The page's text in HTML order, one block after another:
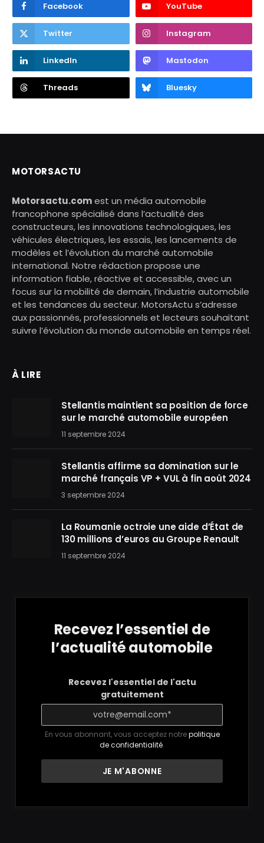
Facebook YouTube
Twitter Instagram
LinkedIn Mastodon
Threads Bluesky
MOTORSACTU
Motorsactu.comest un média automobile
francophone spécialisé dans l’actualité des
constructeurs, les innovations technologiques, les
véhicules électriques, les essais, les lancements de
modèles et l’évolution du marché automobile
international. Notre rédaction propose une
information fiable, réactive et accessible, avec un
focus sur la mobilité de demain, l’industrie automobile
et les tendances du secteur. MotorsActu s’adresse
aux passionnés, professionnels et lecteurs souhaitant
suivre l’évolution du monde automobile en temps réel.
À LIRE
Stellantis maintient sa position de force
sur le marché automobile européen
11 septembre 2024
Stellantis affirme sa domination sur le
marché français VP + VUL à fin août 2024
3 septembre 2024
La Roumanie octroie une aide d’État de
130 millions d’euros au Groupe Renault
11 septembre 2024
Recevez l’essentiel de
l’actualité automobile
Recevez l'essentiel de l'actu
gratuitement
En vous abonnant, vous acceptez notrepolitique
de confidentialité.